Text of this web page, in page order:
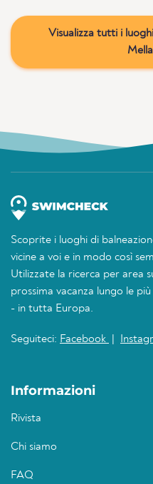
Visualizza tutti i
Scoprite i luoghi di
vicine a voi e in modo così
Utilizzate la ricerca per area
prossima vacanza lungo le
- in tutta Europa.
Seguiteci: Facebook
Informazioni
Rivista
Chi siamo
FAQ